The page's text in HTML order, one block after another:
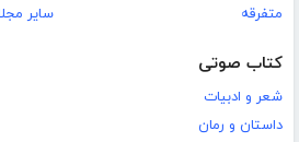
متفرقه
سایر
کتاب صوتی
شعر و ادبیات
داستان و رمان